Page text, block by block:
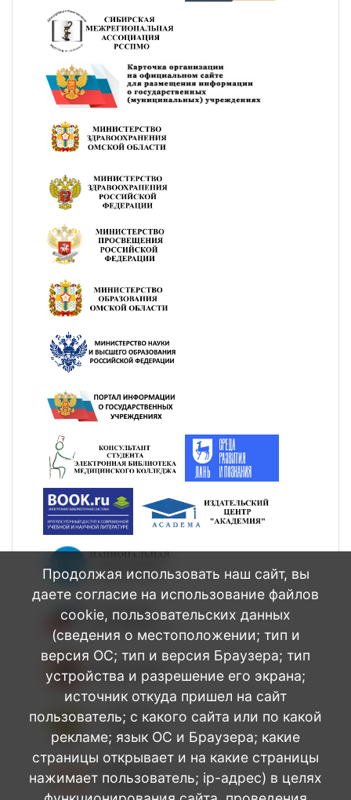
Продолжая использовать наш сайт, вы
даете согласие на использование файлов
cookie, пользовательских данных
(сведения о местоположении; тип и
версия ОС; тип и версия Браузера; тип
устройства и разрешение его экрана;
источник откуда пришел на сайт
пользователь; с какого сайта или по какой
рекламе; язык ОС и Браузера; какие
страницы открывает и на какие страницы
нажимает пользователь; ip-адрес) в целях